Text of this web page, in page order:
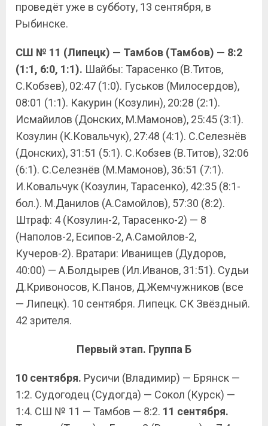
проведёт уже в субботу, 13 сентября, в
Рыбинске.
СШ № 11 (Липецк) — Тамбов (Тамбов) — 8:2
(1:1, 6:0, 1:1). Шайбы: Тарасенко (В.Титов,
С.Кобзев), 02:47 (1:0). Гуськов (Милосердов),
08:01 (1:1). Какурин (Козулин), 20:28 (2:1).
Исмайилов (Донских, М.Мамонов), 25:45 (3:1).
Козулин (К.Ковальчук), 27:48 (4:1). С.Селезнёв
(Донских), 31:51 (5:1). С.Кобзев (В.Титов), 32:06
(6:1). С.Селезнёв (М.Мамонов), 36:51 (7:1).
И.Ковальчук (Козулин, Тарасенко), 42:35 (8:1-
бол.). М.Данилов (А.Самойлов), 57:30 (8:2).
Штраф: 4 (Козулин-2, Тарасенко-2) — 8
(Наполов-2, Есипов-2, А.Самойлов-2,
Кучеров-2). Вратари: Иванищев (Дудоров,
40:00) — А.Болдырев (Ил.Иванов, 31:51). Судьи
Д.Кривоносов, К.Панов, Д.Жемчужников (все
— Липецк). 10 сентября. Липецк. СК Звёздный.
42 зрителя.
Первый этап. Группа Б
10 сентября. Русичи (Владимир) — Брянск —
1:2. Судогодец (Судогда) — Сокол (Курск) —
1:4. СШ № 11 — Тамбов — 8:2. 11 сентября.